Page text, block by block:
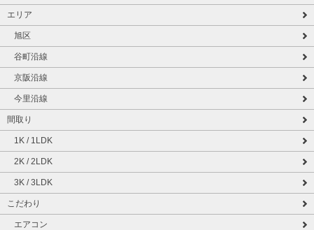
エリア
旭区
谷町沿線
京阪沿線
今里沿線
間取り
1K / 1LDK
2K / 2LDK
3K / 3LDK
こだわり
エアコン